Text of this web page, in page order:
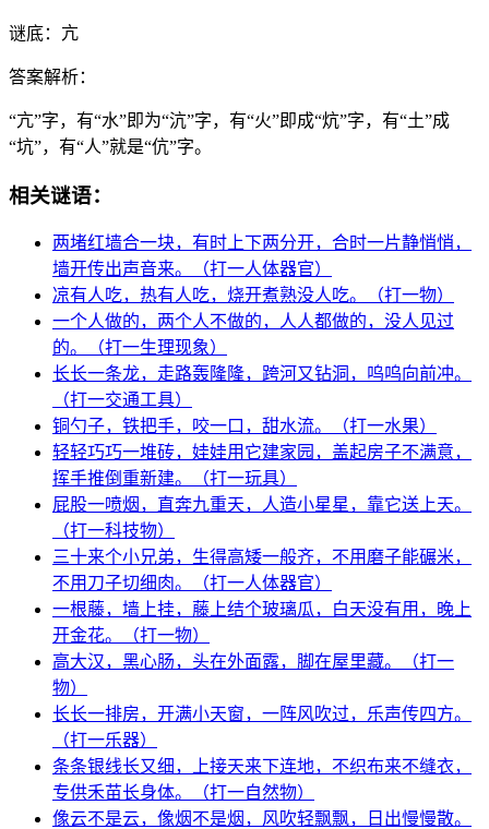
谜底： 亢
答案解析：
“亢”字，有“水”即为“沆”字，有“火”即成“炕”字，有“土”成
“坑”，有“人”就是“伉”字。
相关谜语：
两堵红墙合一块，有时上下两分开，合时一片静悄悄，
墙开传出声音来。（打一人体器官）
凉有人吃，热有人吃，烧开煮熟没人吃。（打一物）
一个人做的，两个人不做的，人人都做的，没人见过
的。（打一生理现象）
长长一条龙，走路轰隆隆，跨河又钻洞，呜呜向前冲。
（打一交通工具）
铜勺子，铁把手，咬一口，甜水流。（打一水果）
轻轻巧巧一堆砖，娃娃用它建家园，盖起房子不满意，
挥手推倒重新建。（打一玩具）
屁股一喷烟，直奔九重天，人造小星星，靠它送上天。
（打一科技物）
三十来个小兄弟，生得高矮一般齐，不用磨子能碾米，
不用刀子切细肉。（打一人体器官）
一根藤，墙上挂，藤上结个玻璃瓜，白天没有用，晚上
开金花。（打一物）
高大汉，黑心肠，头在外面露，脚在屋里藏。（打一
物）
长长一排房，开满小天窗，一阵风吹过，乐声传四方。
（打一乐器）
条条银线长又细，上接天来下连地，不织布来不缝衣，
专供禾苗长身体。（打一自然物）
像云不是云，像烟不是烟，风吹轻飘飘，日出慢慢散。